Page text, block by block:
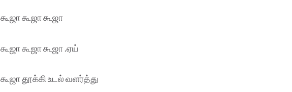
கூஜா கூஜா கூஜா
கூஜா கூஜா கூஜா .ஏய்
கூஜா தூக்கி உடல் வளர்த்து